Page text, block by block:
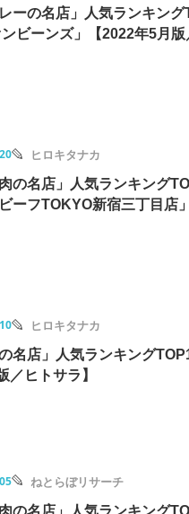
レーの名店」人気ランキン
ビーンズ」【2022年5月版
ヒロキタナカ
肉の名店」人気ランキング
ーフTOKYO新宿三丁目店
ヒロキタナカ
の名店」人気ランキング
／ヒトサラ】
ねとらぼリサーチ
肉の名店」人気ランキング